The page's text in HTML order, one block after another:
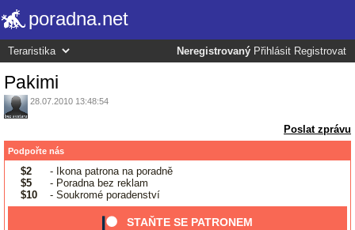
poradna.net
Neregistrovaný Přihlásit Registrovat
Pakimi
28.07.2010 13:48:54
Poslat zprávu
Podpořte nás
$2
- Ikona patrona na poradně
$5
- Poradna bez reklam
$10
- Soukromé poradenství
STAŇTE SE PATRONEM